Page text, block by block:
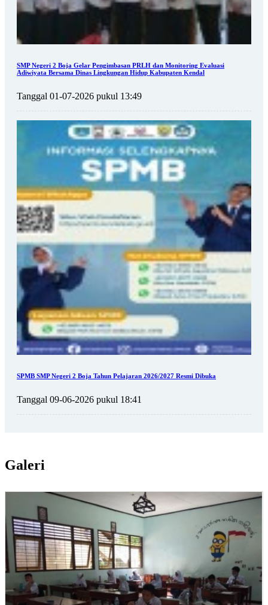
SMP Negeri 2 Boja Gelar Pengimbasan PRLH dan Monitoring Evaluasi
Adiwiyata Bersama Dinas Lingkungan Hidup Kabupaten Kendal
Tanggal 01-07-2026 pukul 13:49
SPMB SMP Negeri 2 Boja Tahun Pelajaran 2026/2027 Resmi Dibuka
Tanggal 09-06-2026 pukul 18:41
Galeri